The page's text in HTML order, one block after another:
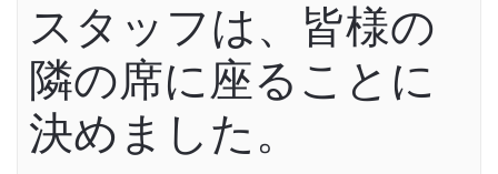
スタッフは、皆様の
隣の席に座ることに
決めました。